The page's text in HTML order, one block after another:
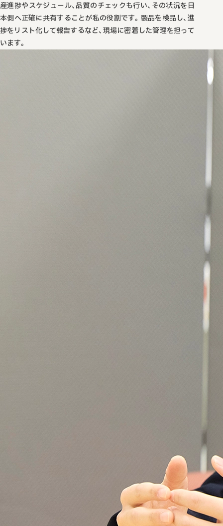
産進捗やスケジュール、品質のチェックも行い、その状況を日
本側へ正確に共有することが私の役割です。製品を検品し、進
捗をリスト化して報告するなど、現場に密着した管理を担って
います。